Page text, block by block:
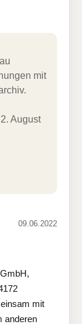
mit
August
09.06.2022
mit
anderen